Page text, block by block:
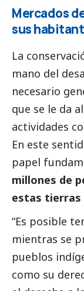
Mercados
sus
La
mano del
necesario
que se le da
actividades
En este
papel
millones de
estas tierras
“Es posible
mientras se
pueblos
como su